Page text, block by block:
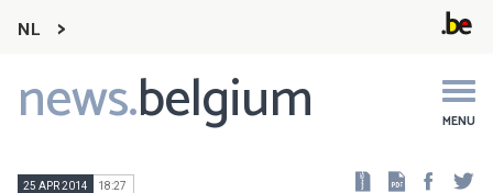
NL
news.belgium MENU
Main
navigation
25 APR 2014 18:27